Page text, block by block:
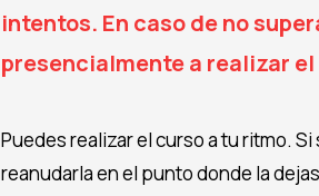
intentos. En caso de no
presencialmente a realizar el
Puedes realizar el curso a tu ritmo.
reanudarla en el punto donde la